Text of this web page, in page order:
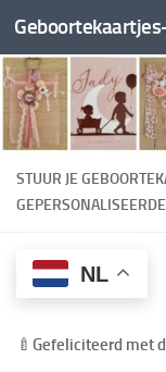
Doorgaan naar
STUUR JE
NL
🍼 Gefeliciteerd met